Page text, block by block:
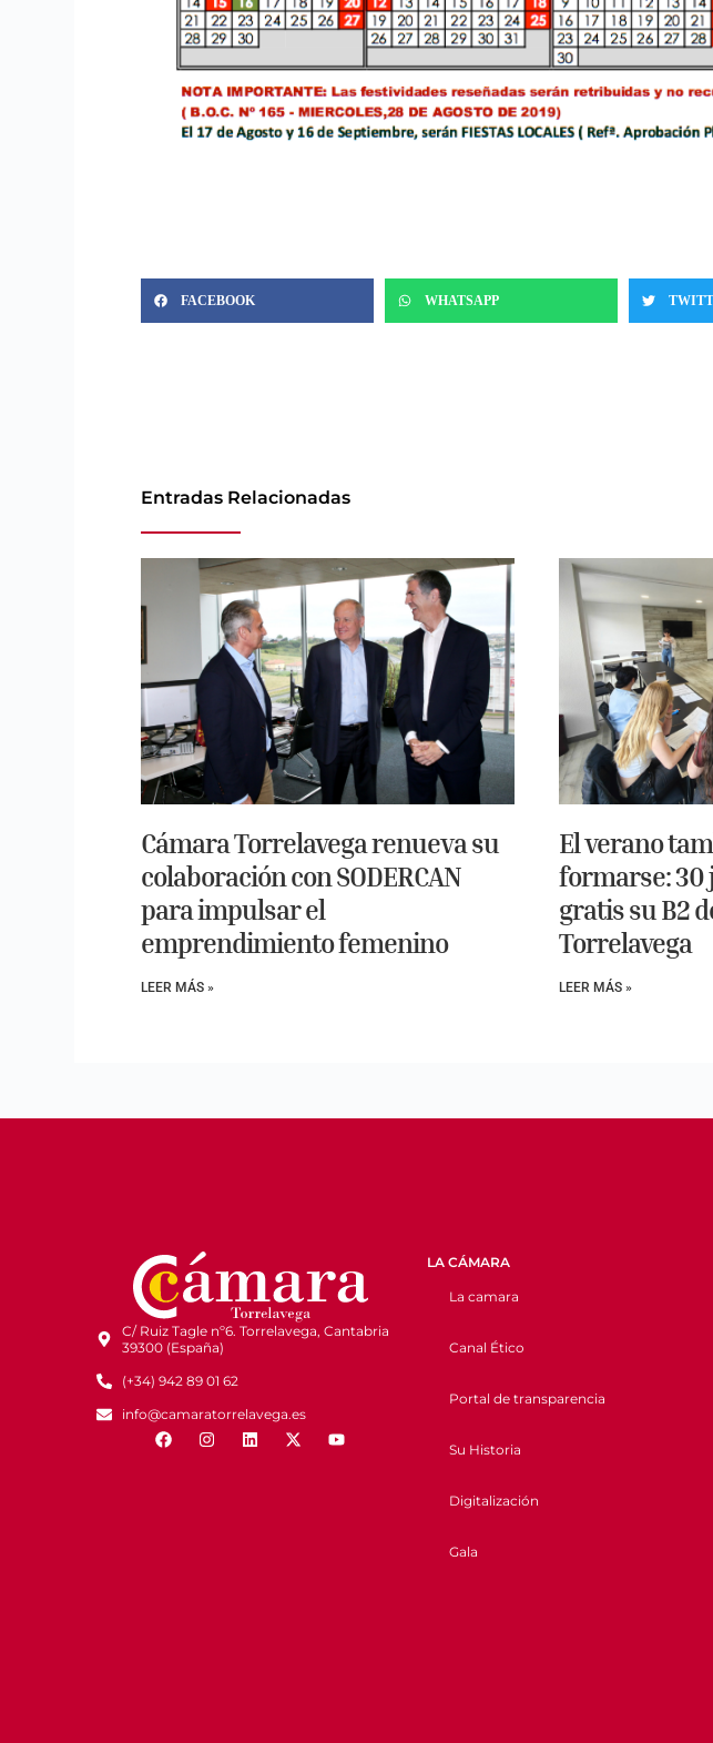
FACEBOOK WHATSAPP
Entradas Relacionadas
Cámara Torrelavega renueva su
colaboración con SODERCAN
para impulsar el
emprendimiento femenino
LEER MÁS »
El verano
formarse: 30
gratis su B2
Torrelavega
LEER MÁS »
C/ Ruiz Tagle nº6. Torrelavega, Cantabria
39300 (España)
(+34) 942 89 01 62
info@camaratorrelavega.es
LA CÁMARA
La camara
Canal Ético
Portal de transparencia
Su Historia
Digitalización
Gala